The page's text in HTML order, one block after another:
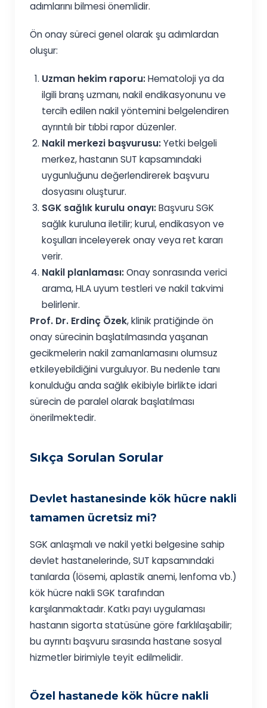
adımlarını bilmesi önemlidir.
Ön onay süreci genel olarak şu adımlardan
oluşur:
Uzman hekim raporu:Hematoloji ya da
ilgili branş uzmanı, nakil endikasyonunu ve
tercih edilen nakil yöntemini belgelendiren
ayrıntılı bir tıbbi rapor düzenler.
Nakil merkezi başvurusu:Yetki belgeli
merkez, hastanın SUT kapsamındaki
uygunluğunu değerlendirerek başvuru
dosyasını oluşturur.
SGK sağlık kurulu onayı:Başvuru SGK
sağlık kuruluna iletilir; kurul, endikasyon ve
koşulları inceleyerek onay veya ret kararı
verir.
Nakil planlaması:Onay sonrasında verici
arama, HLA uyum testleri ve nakil takvimi
belirlenir.
Prof. Dr. Erdinç Özek, klinik pratiğinde ön
onay sürecinin başlatılmasında yaşanan
gecikmelerin nakil zamanlamasını olumsuz
etkileyebildiğini vurguluyor. Bu nedenle tanı
konulduğu anda sağlık ekibiyle birlikte idari
sürecin de paralel olarak başlatılması
önerilmektedir.
Sıkça Sorulan Sorular
Devlet hastanesinde kök hücre nakli
tamamen ücretsiz mi?
SGK anlaşmalı ve nakil yetki belgesine sahip
devlet hastanelerinde, SUT kapsamındaki
tanılarda (lösemi, aplastik anemi, lenfoma vb.)
kök hücre nakli SGK tarafından
karşılanmaktadır. Katkı payı uygulaması
hastanın sigorta statüsüne göre farklılaşabilir;
bu ayrıntı başvuru sırasında hastane sosyal
hizmetler birimiyle teyit edilmelidir.
Özel hastanede kök hücre nakli